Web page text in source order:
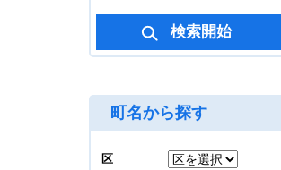
30.88坪(101.904㎡)
大阪写真会館ビル
279,390
地上 4/6
33.50坪(110.55㎡)
町名から探す
区